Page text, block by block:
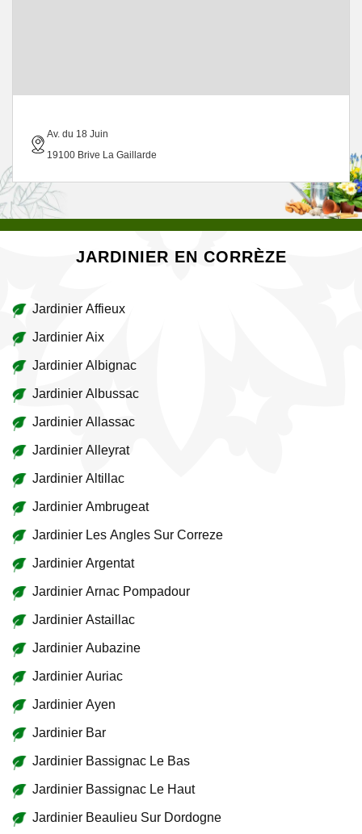
Av. du 18 Juin
19100 Brive La Gaillarde
JARDINIER EN CORRÈZE
Jardinier Affieux
Jardinier Aix
Jardinier Albignac
Jardinier Albussac
Jardinier Allassac
Jardinier Alleyrat
Jardinier Altillac
Jardinier Ambrugeat
Jardinier Les Angles Sur Correze
Jardinier Argentat
Jardinier Arnac Pompadour
Jardinier Astaillac
Jardinier Aubazine
Jardinier Auriac
Jardinier Ayen
Jardinier Bar
Jardinier Bassignac Le Bas
Jardinier Bassignac Le Haut
Jardinier Beaulieu Sur Dordogne